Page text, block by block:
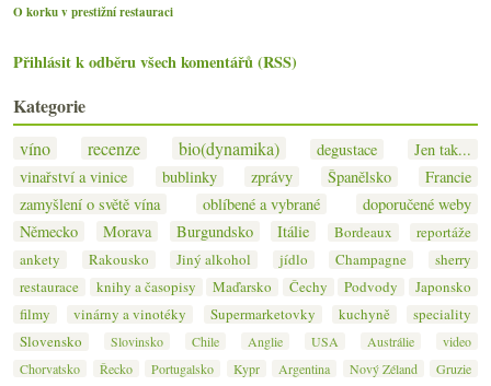
O korku v prestižní restauraci
Přihlásit k odběru všech komentářů (RSS)
Kategorie
víno recenze bio(dynamika) degustace
Jen tak...
vinařství a vinice
bublinky zprávy Španělsko
Francie
zamyšlení o světě vína
oblíbené a vybrané
doporučené weby
Německo
Morava Burgundsko Itálie Bordeaux
reportáže
ankety
Rakousko Jiný alkohol jídlo Champagne
sherry
restaurace
knihy a časopisy Maďarsko Čechy Podvody
Japonsko
filmy
vinárny a vinotéky Supermarketovky kuchyně
speciality
Slovensko
Slovinsko Chile Anglie USA Austrálie
video
Chorvatsko
Řecko Portugalsko Kypr Argentina Nový Zéland Gruzie